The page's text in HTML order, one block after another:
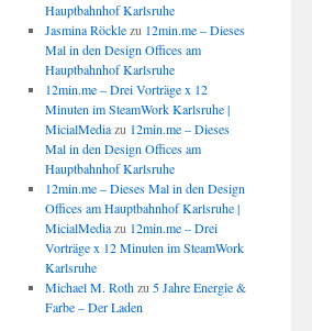
Hauptbahnhof Karlsruhe
Jasmina Röcklezu 12min.me – Dieses
Mal in den Design Offices am
Hauptbahnhof Karlsruhe
12min.me – Drei Vorträge x 12
Minuten im SteamWork Karlsruhe |
MicialMediazu 12min.me – Dieses
Mal in den Design Offices am
Hauptbahnhof Karlsruhe
12min.me – Dieses Mal in den Design
Offices am Hauptbahnhof Karlsruhe |
MicialMediazu 12min.me – Drei
Vorträge x 12 Minuten im SteamWork
Karlsruhe
Michael M. Rothzu 5 Jahre Energie &
Farbe – Der Laden